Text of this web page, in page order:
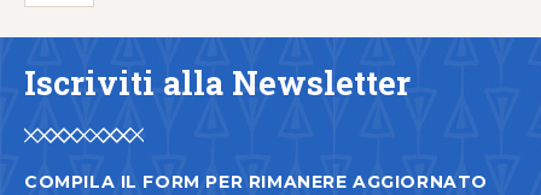
Iscriviti alla Newsletter
COMPILA IL FORM PER RIMANERE AGGIORNATO